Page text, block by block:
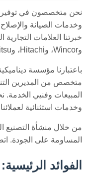
نحن متخصصون في توفير
وخدمات الصيانة
وWincor، وHitachi، وFujitsu.
باعتبارنا مؤسسة
متخصص من المديرين
المبيعات وفنيي الخدمة.
وخدمات استثنائية
من خلال منشأة التصنيع
المساومة على الجودة.
الفوائد الرئيسية: